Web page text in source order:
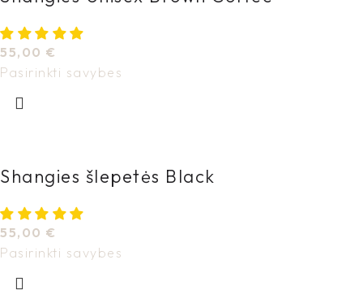
55,00 €
Pasirinkti savybes
Shangies šlepetės Black
55,00 €
Pasirinkti savybes